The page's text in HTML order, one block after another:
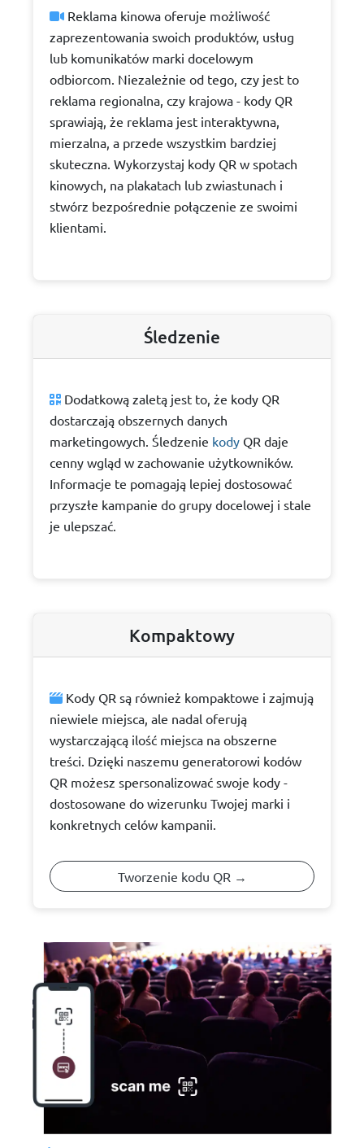
Reklama kinowa oferuje możliwość
zaprezentowania swoich produktów, usług
lub komunikatów marki docelowym
odbiorcom. Niezależnie od tego, czy jest to
reklama regionalna, czy krajowa - kody QR
sprawiają, że reklama jest interaktywna,
mierzalna, a przede wszystkim bardziej
skuteczna. Wykorzystaj kody QR w spotach
kinowych, na plakatach lub zwiastunach i
stwórz bezpośrednie połączenie ze swoimi
klientami.
Śledzenie
Dodatkową zaletą jest to, że kody QR
dostarczają obszernych danych
marketingowych. Śledzenie kody QR daje
cenny wgląd w zachowanie użytkowników.
Informacje te pomagają lepiej dostosować
przyszłe kampanie do grupy docelowej i stale
je ulepszać.
Kompaktowy
Kody QR są również kompaktowe i zajmują
niewiele miejsca, ale nadal oferują
wystarczającą ilość miejsca na obszerne
treści. Dzięki naszemu generatorowi kodów
QR możesz spersonalizować swoje kody -
dostosowane do wizerunku Twojej marki i
konkretnych celów kampanii.
Tworzenie kodu QR →